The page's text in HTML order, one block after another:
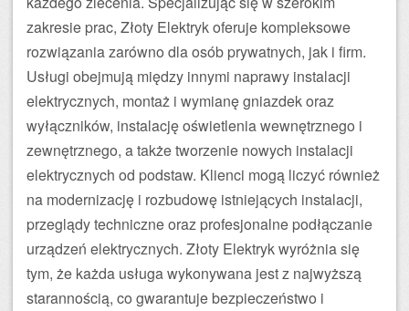
zakresie prac, Złoty Elektryk oferuje kompleksowe
rozwiązania zarówno dla osób prywatnych, jak i firm.
Usługi obejmują między innymi naprawy instalacji
elektrycznych, montaż i wymianę gniazdek oraz
wyłączników, instalację oświetlenia wewnętrznego i
zewnętrznego, a także tworzenie nowych instalacji
elektrycznych od podstaw. Klienci mogą liczyć również
na modernizację i rozbudowę istniejących instalacji,
przeglądy techniczne oraz profesjonalne podłączanie
urządzeń elektrycznych. Złoty Elektryk wyróżnia się
tym, że każda usługa wykonywana jest z najwyższą
starannością, co gwarantuje bezpieczeństwo i